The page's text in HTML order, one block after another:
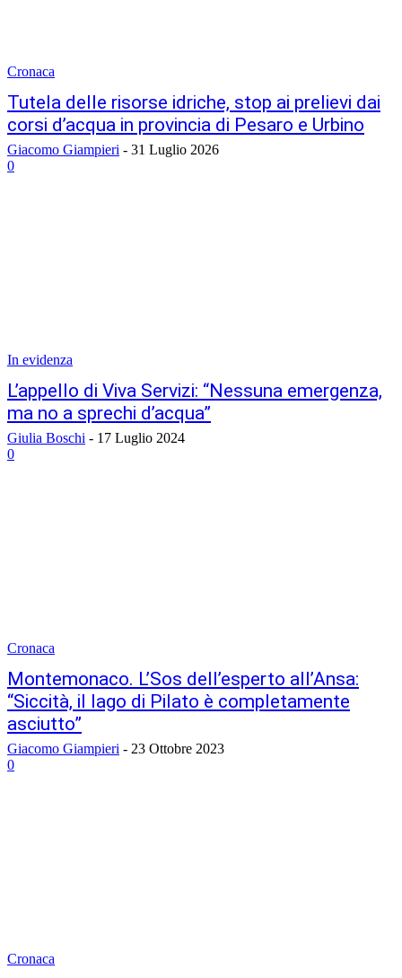
Cronaca
Tutela delle risorse idriche, stop ai prelievi dai
corsi d’acqua in provincia di Pesaro e Urbino
Giacomo Giampieri - 31 Luglio 2026
0
In evidenza
L’appello di Viva Servizi: “Nessuna emergenza,
ma no a sprechi d’acqua”
Giulia Boschi - 17 Luglio 2024
0
Cronaca
Montemonaco. L’Sos dell’esperto all’Ansa:
“Siccità, il lago di Pilato è completamente
asciutto”
Giacomo Giampieri - 23 Ottobre 2023
0
Cronaca